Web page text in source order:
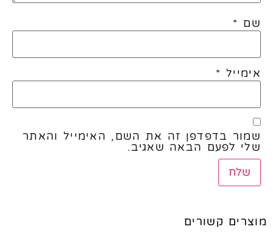
שם *
אימייל *
שמור בדפדפן זה את השם, האימייל והאתר
שלי לפעם הבאה שאגיב.
מוצרים קשורים